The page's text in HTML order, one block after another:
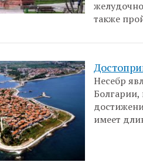
также
Несебр
Болгарии,
имеет